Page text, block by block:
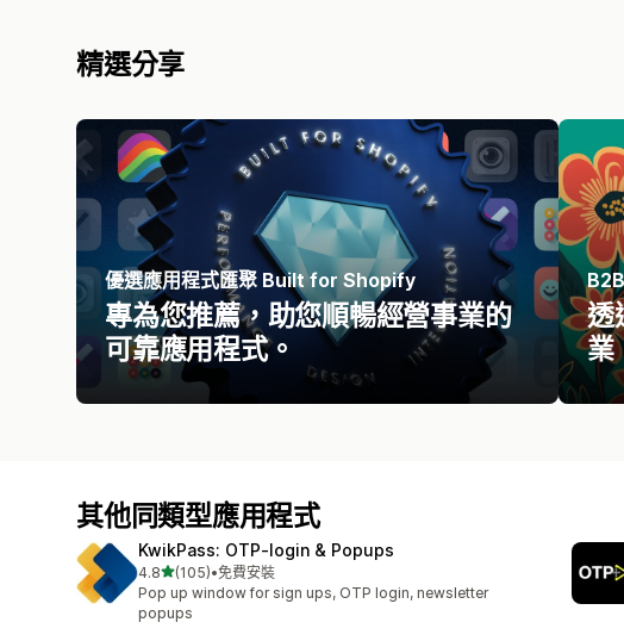
精選分享
優選應用程式匯聚 Built for Shopify
專為您推薦，助您順暢經營事業的
可靠應用程式。
透
業
其他同類型應用程式
KwikPass: OTP‑login & Popups
4.8滿分 5 顆星
(105)
共有 105 則評價
•免費安裝
Pop up window for sign ups, OTP login, newsletter
popups